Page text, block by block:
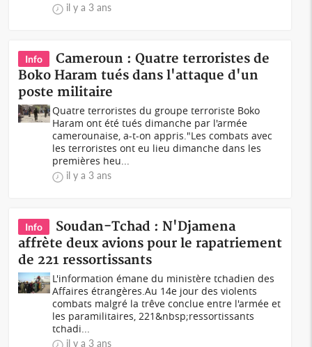
il y a 3 ans
Info
Cameroun : Quatre terroristes de
Boko Haram tués dans l'attaque d'un
poste militaire
Quatre terroristes du groupe terroriste Boko
Haram ont été tués dimanche par l'armée
camerounaise, a-t-on appris."Les combats avec
les terroristes ont eu lieu dimanche dans les
premières heu...
il y a 3 ans
Info
Soudan-Tchad : N'Djamena
affrète deux avions pour le rapatriement
de 221 ressortissants
L'information émane du ministère tchadien des
Affaires étrangères.Au 14e jour des violents
combats malgré la trêve conclue entre l'armée et
les paramilitaires, 221&nbsp;ressortissants
tchadi...
il y a 3 ans